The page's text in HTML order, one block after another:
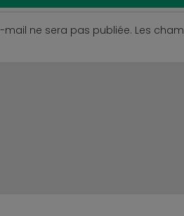
mail ne sera pas publiée. Les